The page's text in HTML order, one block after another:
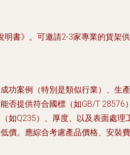
書》。可邀請2-3家專業的貨架
功案例（特別是類似行業）、生產
否提供符合國標（如GB/T 28576
如Q235）、厚度、以及表面處理
價。應綜合考慮產品價格、安裝